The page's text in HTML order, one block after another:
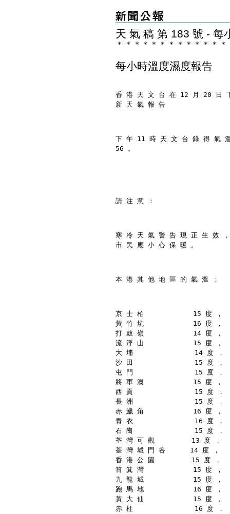
天 氣 稿 第 183 號 - 每
＊ ＊ ＊ ＊ ＊ ＊ ＊ ＊ ＊ ＊ ＊ ＊ ＊
每小時溫度濕度報告
香 港 天 文 台 在 12 月 20 日
新 天 氣 報 告
下 午 11 時 天 文 台 錄 得 氣
56 。
請 注 意 ：
寒 冷 天 氣 警 告 現 正 生 效
市 民 應 小 心 保 暖 。
本 港 其 他 地 區 的 氣 溫 ：
京 士 柏            15 度 ，
黃 竹 坑            16 度 ，
打 鼓 嶺            14 度 ，
流 浮 山            15 度 ，
大 埔               14 度 ，
沙 田               15 度 ，
屯 門               15 度 ，
將 軍 澳            15 度 ，
西 貢               15 度 ，
長 洲               15 度 ，
赤 鱲 角            16 度 ，
青 衣               16 度 ，
石 崗               15 度 ，
荃 灣 可 觀         13 度 ，
荃 灣 城 門 谷      14 度 ，
香 港 公 園         15 度 ，
筲 箕 灣            15 度 ，
九 龍 城            15 度 ，
跑 馬 地            16 度 ，
黃 大 仙            15 度 ，
赤 柱               16 度 ，